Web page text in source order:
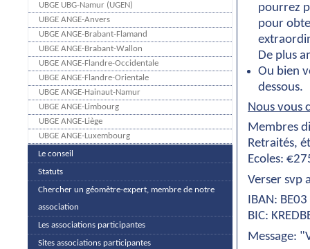
UBGE UBG-Namur (UGEN)
UBGE ANGE-Anvers
UBGE ANGE-Brabant-Flamand
UBGE ANGE-Brabant-Wallon
UBGE ANGE-Flandre-Occidentale
UBGE ANGE-Flandre-Orientale
UBGE ANGE-Hainaut-Namur
UBGE ANGE-Limbourg
UBGE ANGE-Liège
UBGE ANGE-Luxembourg
Le conseil
Statuts
Chercher un géomètre-expert, membre de notre
association
Les associations participantes
Sites associations participantes
pourrez
pour
De plus
Ou bien
dessous.
Nous vous
Membres
Retraités,
Ecoles:
Verser svp
IBAN:
BIC:
Message: